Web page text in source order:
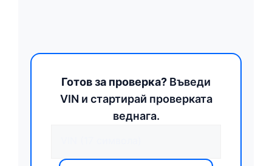
Готов за проверка? Въведи
VIN и стартирай проверката
веднага.